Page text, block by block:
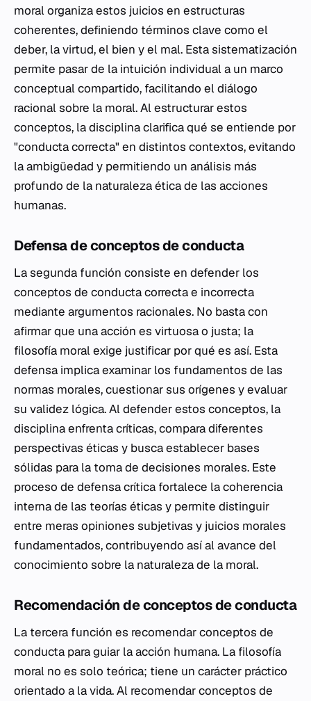
moral organiza estos juicios en estructuras
coherentes, definiendo términos clave como el
deber, la virtud, el bien y el mal. Esta sistematización
permite pasar de la intuición individual a un marco
conceptual compartido, facilitando el diálogo
racional sobre la moral. Al estructurar estos
conceptos, la disciplina clarifica qué se entiende por
"conducta correcta" en distintos contextos, evitando
la ambigüedad y permitiendo un análisis más
profundo de la naturaleza ética de las acciones
humanas.
Defensa de conceptos de conducta
La segunda función consiste en defender los
conceptos de conducta correcta e incorrecta
mediante argumentos racionales. No basta con
afirmar que una acción es virtuosa o justa; la
filosofía moral exige justificar por qué es así. Esta
defensa implica examinar los fundamentos de las
normas morales, cuestionar sus orígenes y evaluar
su validez lógica. Al defender estos conceptos, la
disciplina enfrenta críticas, compara diferentes
perspectivas éticas y busca establecer bases
sólidas para la toma de decisiones morales. Este
proceso de defensa crítica fortalece la coherencia
interna de las teorías éticas y permite distinguir
entre meras opiniones subjetivas y juicios morales
fundamentados, contribuyendo así al avance del
conocimiento sobre la naturaleza de la moral.
Recomendación de conceptos de conducta
La tercera función es recomendar conceptos de
conducta para guiar la acción humana. La filosofía
moral no es solo teórica; tiene un carácter práctico
orientado a la vida. Al recomendar conceptos de